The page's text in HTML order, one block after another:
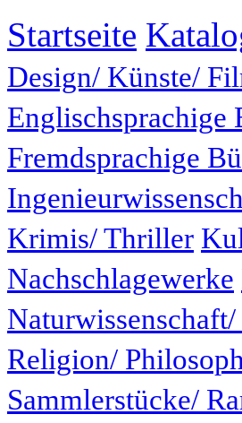
Startseite
Design/ Künste/
Englischsprachige
Fremdsprachige
Krimis/ Thriller
Nachschlagewerke
Religion/
Sammlerstücke/